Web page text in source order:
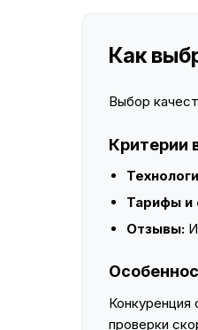
Как
Выбор
Критерии
Тарифы и
Отзывы:
Конкуренция
проверки